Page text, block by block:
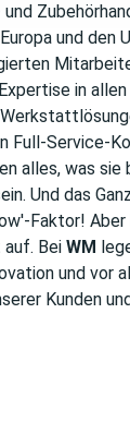
und den
in allen
Full-Service-
alles, was sie
Und das
Faktor!
auf. BeiWM
und vor
Kunden